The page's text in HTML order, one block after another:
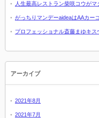
人生最高レストラン柴咲コウが
がっちりマンデーaideaはAAカー
プロフェッショナル斎藤まゆキ
アーカイブ
2021年8月
2021年7月